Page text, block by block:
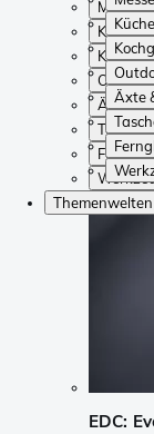
Äxte
Messer
Äxte &
Themenwelten
EDC: